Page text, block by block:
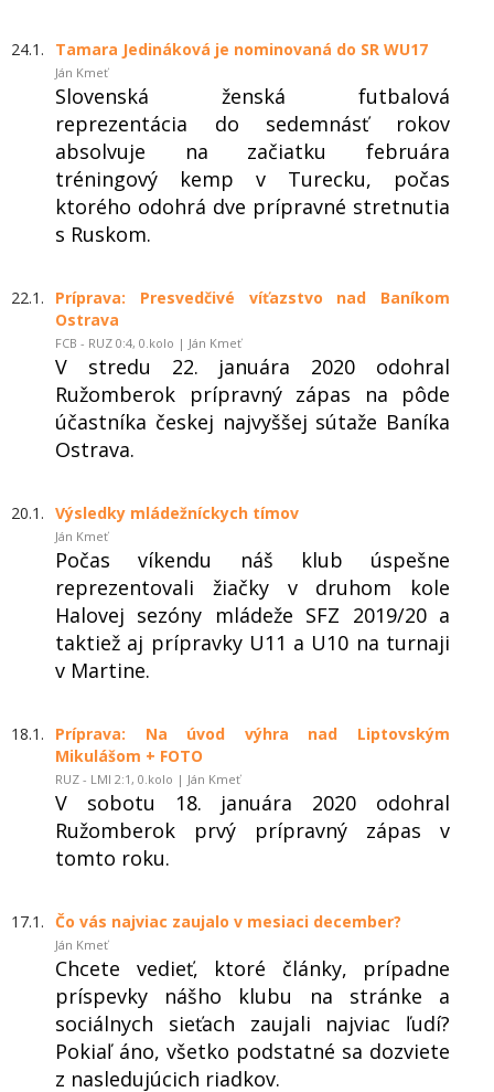
24.1. Tamara Jedináková je nominovaná do SR WU17
Ján Kmeť
Slovenská ženská futbalová
reprezentácia do sedemnásť rokov
absolvuje na začiatku februára
tréningový kemp v Turecku, počas
ktorého odohrá dve prípravné stretnutia
s Ruskom.
22.1.
Príprava: Presvedčivé víťazstvo nad Baníkom
Ostrava
FCB - RUZ 0:4, 0.kolo | Ján Kmeť
V stredu 22. januára 2020 odohral
Ružomberok prípravný zápas na pôde
účastníka českej najvyššej sútaže Baníka
Ostrava.
20.1. Výsledky mládežníckych tímov
Ján Kmeť
Počas víkendu náš klub úspešne
reprezentovali žiačky v druhom kole
Halovej sezóny mládeže SFZ 2019/20 a
taktiež aj prípravky U11 a U10 na turnaji
v Martine.
18.1.
Príprava: Na úvod výhra nad Liptovským
Mikulášom + FOTO
RUZ - LMI 2:1, 0.kolo | Ján Kmeť
V sobotu 18. januára 2020 odohral
Ružomberok prvý prípravný zápas v
tomto roku.
17.1. Čo vás najviac zaujalo v mesiaci december?
Ján Kmeť
Chcete vedieť, ktoré články, prípadne
príspevky nášho klubu na stránke a
sociálnych sieťach zaujali najviac ľudí?
Pokiaľ áno, všetko podstatné sa dozviete
z nasledujúcich riadkov.